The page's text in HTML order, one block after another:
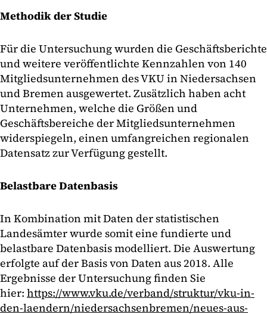
Methodik der Studie
Für die Untersuchung wurden die Geschäftsberichte
und weitere veröffentlichte Kennzahlen von 140
Mitgliedsunternehmen des VKU in Niedersachsen
und Bremen ausgewertet. Zusätzlich haben acht
Unternehmen, welche die Größen und
Geschäftsbereiche der Mitgliedsunternehmen
widerspiegeln, einen umfangreichen regionalen
Datensatz zur Verfügung gestellt.
Belastbare Datenbasis
In Kombination mit Daten der statistischen
Landesämter wurde somit eine fundierte und
belastbare Datenbasis modelliert. Die Auswertung
erfolgte auf der Basis von Daten aus 2018. Alle
Ergebnisse der Untersuchung finden Sie
hier: https://www.vku.de/verband/struktur/vku-in-
den-laendern/niedersachsenbremen/neues-aus-